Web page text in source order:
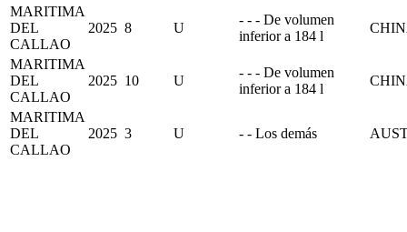
MARITIMA
DEL
CALLAO
2025 8 U
- - - De volumen
inferior a 184 l
MARITIMA
DEL
CALLAO
2025 10 U
- - - De volumen
inferior a 184 l
MARITIMA
DEL
CALLAO
2025 3 U - - Los demás